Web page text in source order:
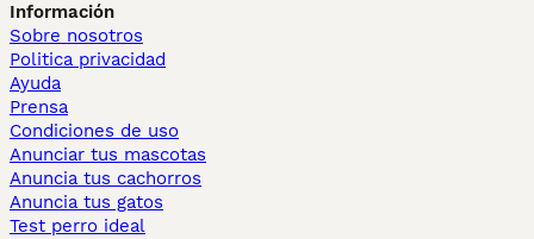
Información
Sobre nosotros
Politica privacidad
Ayuda
Prensa
Condiciones de uso
Anunciar tus mascotas
Anuncia tus cachorros
Anuncia tus gatos
Test perro ideal